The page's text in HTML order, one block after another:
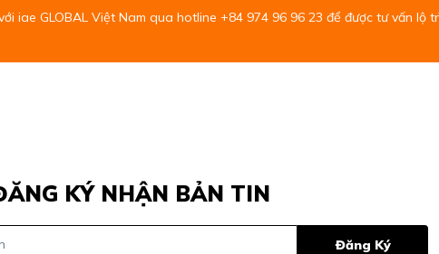
iae GLOBAL Việt Nam qua hotline +84 974 96 96 23 để được tư vấn lộ
KÝ NHẬN BẢN TIN
Đăng Ký